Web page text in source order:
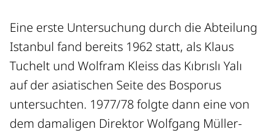
entwickelten Istanbul-GIS zusammengeführt,
um hier georeferenziert verwaltet und
analysiert werden zu können.
Eine erste Untersuchung durch die Abteilung
Istanbul fand bereits 1962 statt, als Klaus
Tuchelt und Wolfram Kleiss das Kıbrıslı Yalı
auf der asiatischen Seite des Bosporus
untersuchten. 1977/78 folgte dann eine von
dem damaligen Direktor Wolfgang Müller-